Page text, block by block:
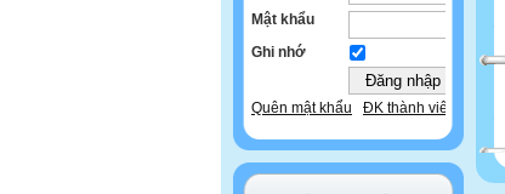
Mật khẩu
Ghi nhớ
Quên mật khẩu ĐK thành viên